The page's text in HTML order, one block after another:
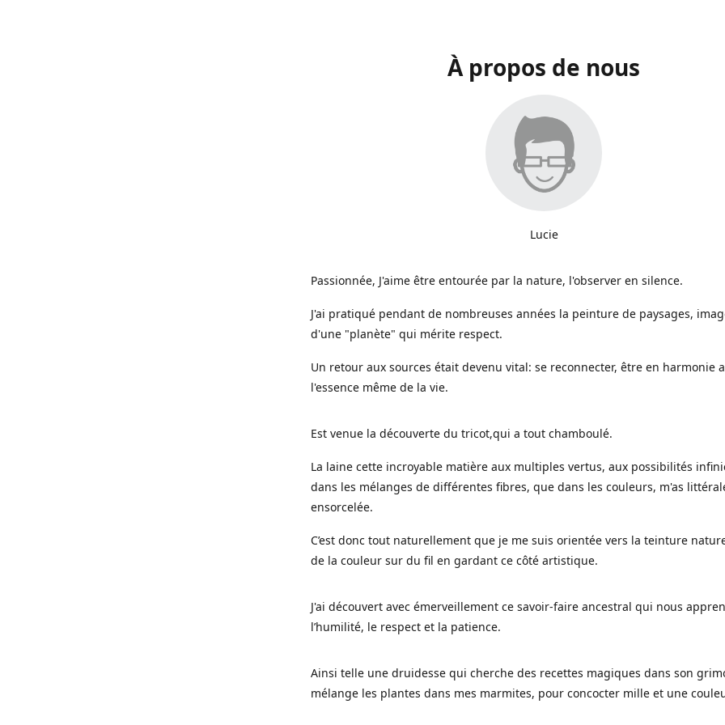
À propos de nous
Lucie
Passionnée, J'aime être entourée par la nature, l'observer en silence.
J'ai pratiqué pendant de nombreuses années la peinture de paysages,
d'une "planète" qui mérite respect.
Un retour aux sources était devenu vital: se reconnecter, être en harmonie
l'essence même de la vie.
Est venue la découverte du tricot,qui a tout chamboulé.
La laine cette incroyable matière aux multiples vertus, aux possibilités
dans les mélanges de différentes fibres, que dans les couleurs, m'as
ensorcelée.
C’est donc tout naturellement que je me suis orientée vers la teinture
de la couleur sur du fil en gardant ce côté artistique.
J'ai découvert avec émerveillement ce savoir-faire ancestral qui nous
l’humilité, le respect et la patience.
Ainsi telle une druidesse qui cherche des recettes magiques dans son
mélange les plantes dans mes marmites, pour concocter mille et une